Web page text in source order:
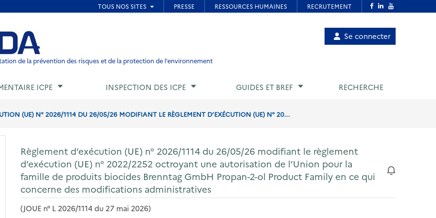
de page
de la prévention des risques et de la protection de l'environnement
Menu
utilisateur
Se connecter
ICPE INSPECTION DES ICPE GUIDES ET BREF RECHERCHE
(UE) N° 2026/1114 DU 26/05/26 MODIFIANT LE RÈGLEMENT D’EXÉCUTION (UE) N° 20...
Règlement d’exécution (UE) n° 2026/1114 du 26/05/26 modifiant le règlement
d’exécution (UE) n° 2022/2252 octroyant une autorisation de l’Union pour la
famille de produits biocides Brenntag GmbH Propan-2-ol Product Family en ce qui
concerne des modifications administratives
(JOUE n° L 2026/1114 du 27 mai 2026)